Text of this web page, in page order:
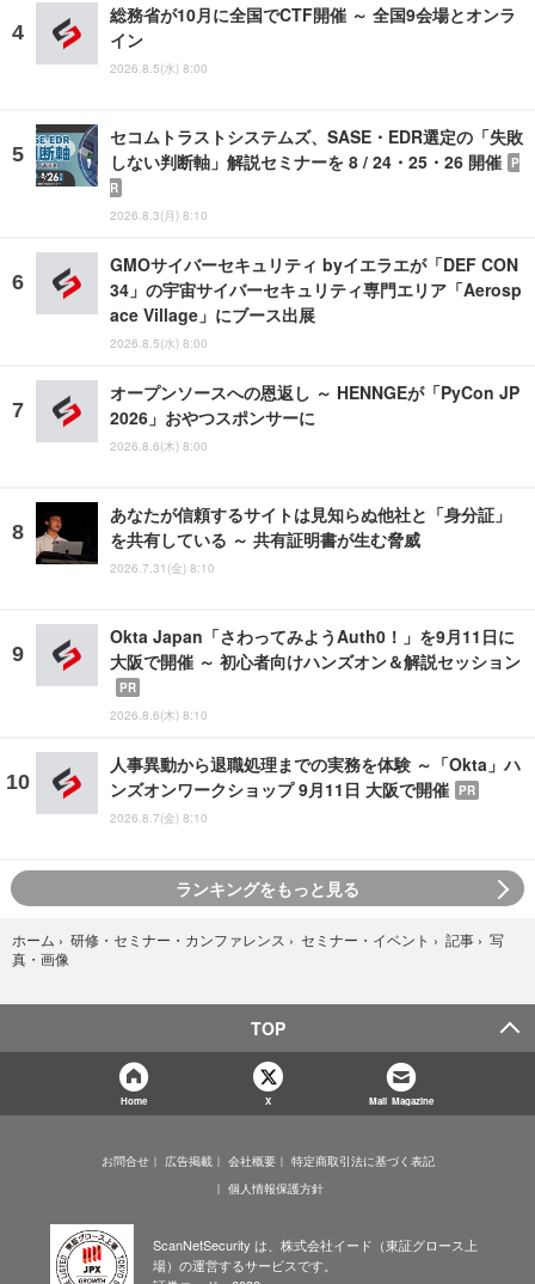
総務省が10月に全国でCTF開催 ～ 全国9会場とオンラ
イン
2026.8.5(水) 8:00
セコムトラストシステムズ、SASE・EDR選定の「失敗
しない判断軸」解説セミナーを 8 / 24・25・26 開催 P
R
2026.8.3(月) 8:10
GMOサイバーセキュリティ byイエラエが「DEF CON
34」の宇宙サイバーセキュリティ専門エリア「Aerosp
ace Village」にブース出展
2026.8.5(水) 8:00
オープンソースへの恩返し ～ HENNGEが「PyCon JP
2026」おやつスポンサーに
2026.8.6(木) 8:00
あなたが信頼するサイトは見知らぬ他社と「身分証」
を共有している ～ 共有証明書が生む脅威
2026.7.31(金) 8:10
Okta Japan「さわってみようAuth0！」を9月11日に
大阪で開催 ～ 初心者向けハンズオン＆解説セッション
PR
2026.8.6(木) 8:10
人事異動から退職処理までの実務を体験 ～「Okta」ハ
ンズオンワークショップ 9月11日 大阪で開催 PR
2026.8.7(金) 8:10
ランキングをもっと見る
ホーム › 研修・セミナー・カンファレンス › セミナー・イベント › 記事 › 写
真・画像
TOP
Home X Mail Magazine
お問合せ 広告掲載 会社概要
特定商取引法に基づく表記
個人情報保護方針
ScanNetSecurity は、株式会社イード（東証グロース上
場）の運営するサービスです。